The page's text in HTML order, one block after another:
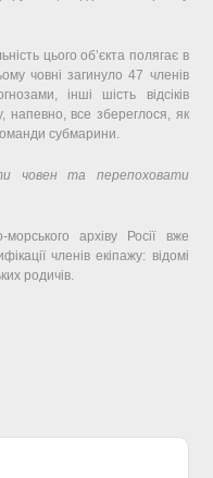
цього об’єкта полягає в
човні загинуло 47 членів
інші шість відсіків
напевно, все збереглося, як
субмарини.
човен та перепоховати
архіву Росії вже
членів екіпажу: відомі
родичів.